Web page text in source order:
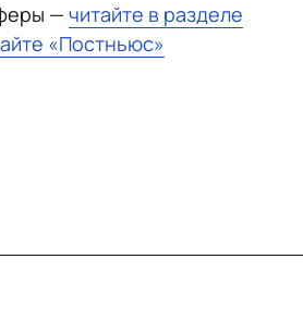
— читайте в разделе
«Постньюс»